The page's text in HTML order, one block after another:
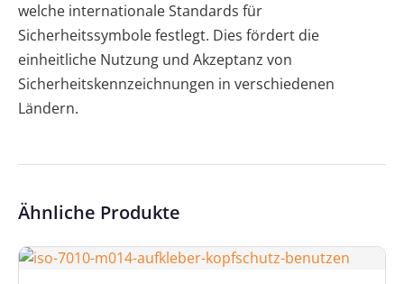
welche internationale Standards für
Sicherheitssymbole festlegt. Dies fördert die
einheitliche Nutzung und Akzeptanz von
Sicherheitskennzeichnungen in verschiedenen
Ländern.
Ähnliche Produkte